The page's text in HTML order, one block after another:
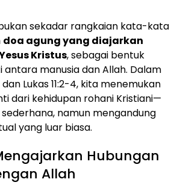
sekadar rangkaian kata-kata
doa agung yang diajarkan
Kristus, sebagai bentuk
antara manusia dan Allah. Dalam
dan Lukas 11:2-4, kita menemukan
dari kehidupan rohani Kristiani—
namun mengandung
yang luar biasa.
Hubungan
Allah